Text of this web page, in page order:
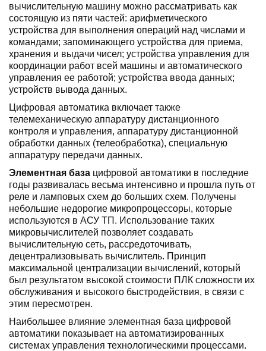
вычислительную машину можно рас­сматривать как
состоящую из пяти частей: арифметического
устройства для выполнения операций над числами и
командами; запоминающего устройства для приема,
хранения и выдачи чисел; устройства управления для
координации работ всей машины и автоматического
управления ее работой; устройства ввода данных;
устройств вывода данных.
Цифровая автоматика включает также
телемеханическую аппаратуру дистанционного
контроля и управления, аппаратуру дистанционной
обработки данных (телеобработка), специальную
аппаратуру передачи данных.
Элементная база цифровой автоматики в последние
годы развивалась весьма интенсивно и прошла путь от
реле и ламповых схем до больших схем. Получены
небольшие недорогие микропроцес­соры, которые
используются в АСУ ТП. Ис­пользование таких
микровычислителей по­зволяет создавать
вычислительную сеть, рассредоточивать,
децентрализовывать вычисли­тель. Принцип
максимальной централизации вычислений, который
был результатом высо­кой стоимости ПЛК сложности их
обслужи­вания и высокого быстродействия, в связи с
этим пересмотрен.
Наибольшее влияние элементная база цифровой
автоматики показывает на автоматизированных
системах управления технологическими процессами.